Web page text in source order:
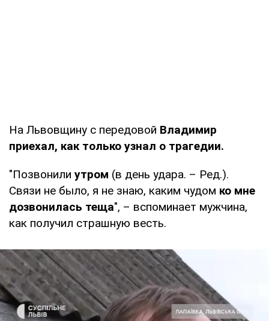
На Львовщину с передовой Владимир
приехал, как только узнал о трагедии.
"Позвонили утром (в день удара. – Ред.).
Связи не было, я не знаю, каким чудом ко мне
дозвонилась теща", – вспоминает мужчина,
как получил страшную весть.